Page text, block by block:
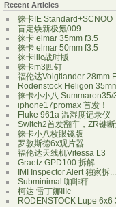
Recent Articles
徕卡IE Standard+SCNOO
盲定焕新极氪009
徕卡 elmar 35mm f3.5
徕卡 elmar 50mm f3.5
徕卡iiic战时版
徕卡m3四钉
福伦达Voigtlander 28mm
Rodenstock Heligon
徕卡小小八 Summaron35/
iphone17promax 首发！
Fluke 961a 温湿度记录仪
Switch2首发翻车，ZR键断
徕卡小八枚眼镜版
罗敦斯德6x观片器
福伦达天线机Vitessa L3
Graetz GPD100 拆解
IMI Inspector Alert 独家拆...
Subminimal 咖啡秤
柯达 雷丁娜IIIc
RODENSTOCK Lupe 6x6